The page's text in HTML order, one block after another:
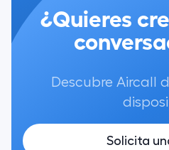
¿Quieres
Descubre Aircall
Solicita